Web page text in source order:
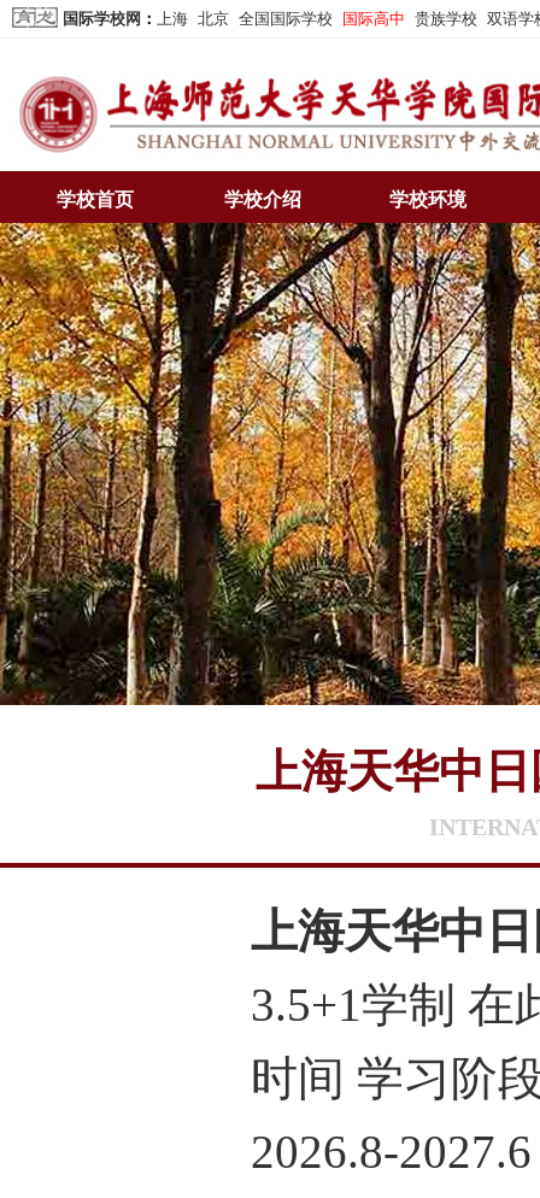
国际学校网 ： 上海 北京 全国国际学校 国际高中 贵族学校 双语学
学校首页 学校介绍 学校环境
上海天华中
上海天华中
3.5+1学制 在
时间 学习阶段
2026.8-2027.6